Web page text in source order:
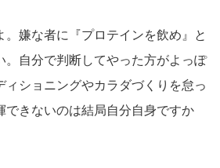
。嫌な者に『プロテインを飲め』と
。自分で判断してやった方がよっぽ
ィショニングやカラダづくりを怠っ
できないのは結局自分自身ですか